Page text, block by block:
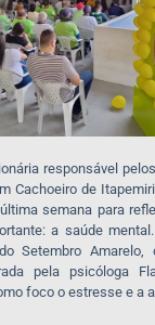
responsável
Cachoeiro de
semana para
a saúde
Setembro Amarelo,
pela psicóloga
foco o estresse e a